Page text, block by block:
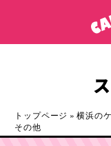
トップページ »横浜の
その他